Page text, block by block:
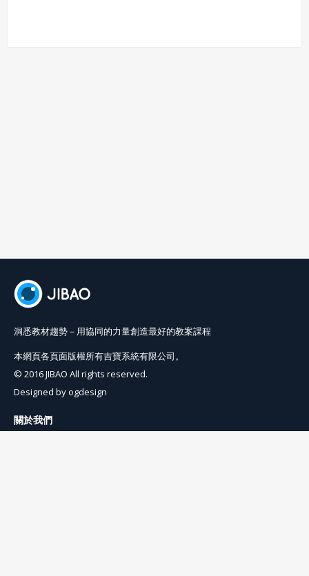
洞悉教材趨勢－用協同的力量創造最好的教案課程
本網頁各頁面版權所有吉寶系統有限公司。
© 2016 JIBAO All rights reserved.
Designed byogdesign
關於我們